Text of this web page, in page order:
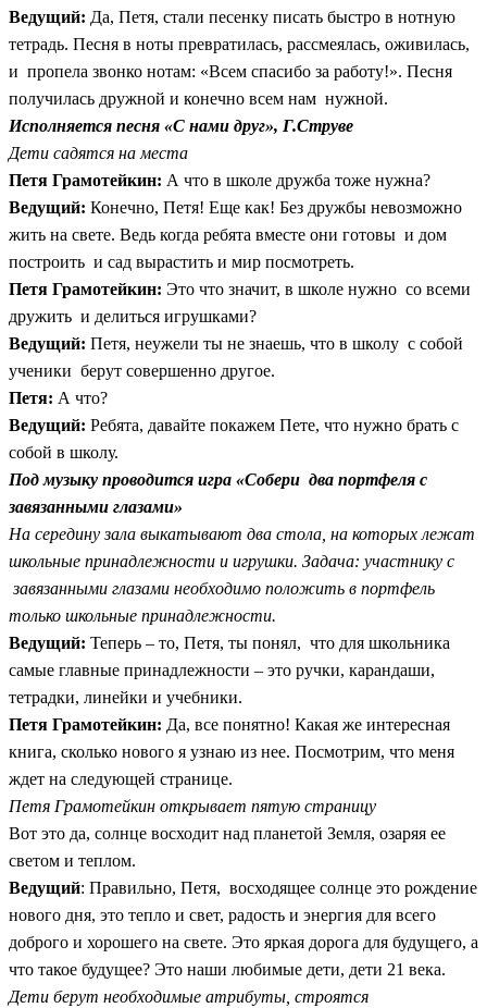
Ведущий: Да, Петя, стали песенку писать быстро в нотную
тетрадь. Песня в ноты превратилась, рассмеялась, оживилась,
и пропела звонко нотам: «Всем спасибо за работу!». Песня
получилась дружной и конечно всем нам нужной.
Исполняется песня «С нами друг», Г.Струве
Дети садятся на места
Петя Грамотейкин: А что в школе дружба тоже нужна?
Ведущий: Конечно, Петя! Еще как! Без дружбы невозможно
жить на свете. Ведь когда ребята вместе они готовы и дом
построить и сад вырастить и мир посмотреть.
Петя Грамотейкин: Это что значит, в школе нужно со всеми
дружить и делиться игрушками?
Ведущий: Петя, неужели ты не знаешь, что в школу с собой
ученики берут совершенно другое.
Петя: А что?
Ведущий: Ребята, давайте покажем Пете, что нужно брать с
собой в школу.
Под музыку проводится игра «Собери два портфеля с
завязанными глазами»
На середину зала выкатывают два стола, на которых лежат
школьные принадлежности и игрушки. Задача: участнику с
завязанными глазами необходимо положить в портфель
только школьные принадлежности.
Ведущий: Теперь – то, Петя, ты понял, что для школьника
самые главные принадлежности – это ручки, карандаши,
тетрадки, линейки и учебники.
Петя Грамотейкин: Да, все понятно! Какая же интересная
книга, сколько нового я узнаю из нее. Посмотрим, что меня
ждет на следующей странице.
Петя Грамотейкин открывает пятую страницу
Вот это да, солнце восходит над планетой Земля, озаряя ее
светом и теплом.
Ведущий: Правильно, Петя, восходящее солнце это рождение
нового дня, это тепло и свет, радость и энергия для всего
доброго и хорошего на свете. Это яркая дорога для будущего, а
что такое будущее? Это наши любимые дети, дети 21 века.
Дети берут необходимые атрибуты, строятся